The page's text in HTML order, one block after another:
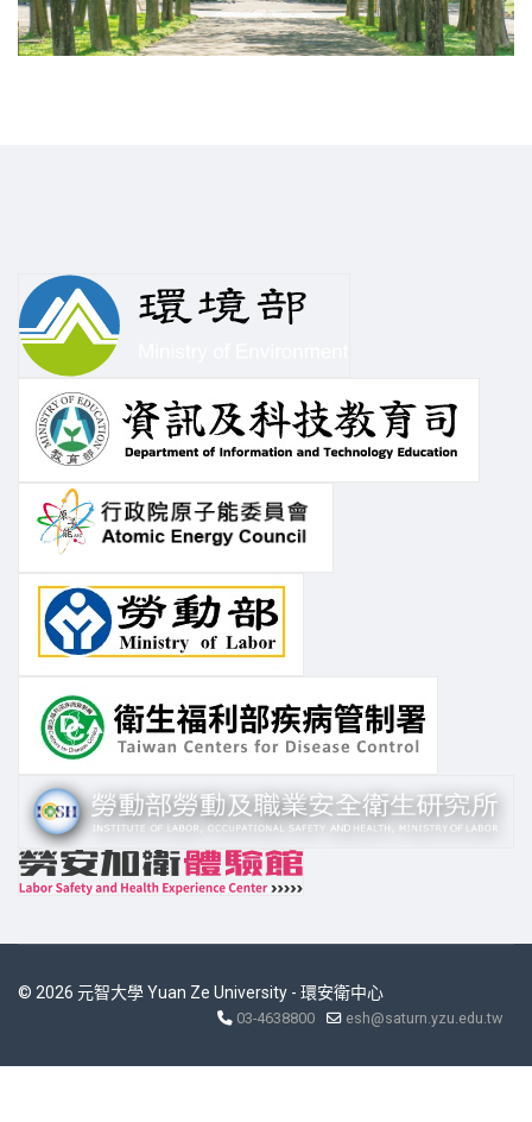
函轉勞動部修正發布「職業
條文對照表各1份，請查照。
06
七
本校與社團法人台灣職業安
Asian Conference on Safety
& Education in Laboratory,
摘要投稿將於 115年7月15
日截止，敬請惠予公告轉知
並鼓勵所屬師生踴躍投稿及
中國文化大學 函...
03
七
【環安衛中心公告】函轉勞
動部訂定發布「地方主管機
關受理最高負責人職場霸凌
事件申訴處理辦法」，茲檢
教育部函-地方主管機關受理最高負責人職
管機關受理最高負責人職場霸凌事件申訴處
© 2026 元智大學 Yuan Ze University - 環安衛中心
03-4638800 esh@saturn.yzu.edu.tw